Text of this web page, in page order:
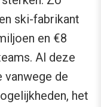
ski-fabrikant
en €8
Al deze
vanwege de
het